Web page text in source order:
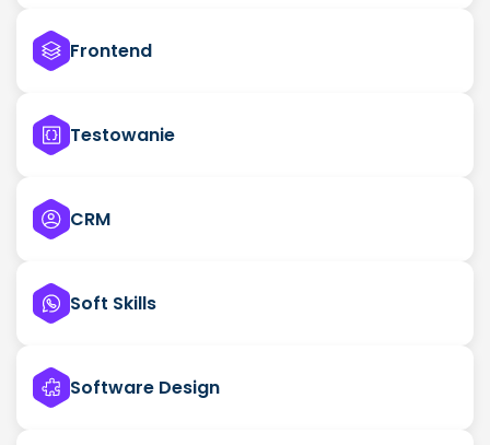
Frontend
Testowanie
CRM
Soft Skills
Software Design